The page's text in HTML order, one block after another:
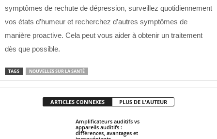
symptômes de rechute de dépression, surveillez quotidiennement
vos états d’humeur et recherchez d’autres symptômes de
manière proactive. Cela peut vous aider à obtenir un traitement
dès que possible.
TAGS NOUVELLES SUR LA SANTÉ
ARTICLES CONNEXES PLUS DE L'AUTEUR
Amplificateurs auditifs vs
appareils auditifs :
différences, avantages et